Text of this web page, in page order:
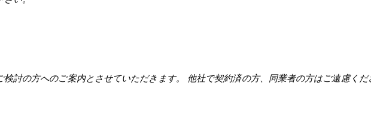
討の方へのご案内とさせていただきます。 他社で契約済の方、同業者の方はご遠慮くだ